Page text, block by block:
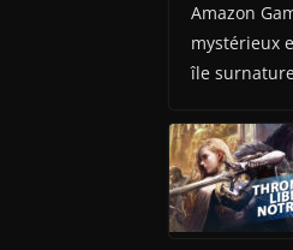
Amazon
mystérieux
île